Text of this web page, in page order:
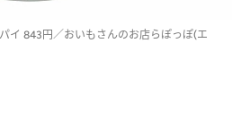
イ 843円／おいもさんのお店らぽっぽ(エ